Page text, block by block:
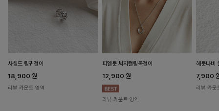
사셀드 링귀걸이
18,900 원
리뷰 카운트 영역
피엘룬 써지컬링목걸이
12,900 원
리뷰 카운트 영역
헤룬나비
7,900
리뷰 카운